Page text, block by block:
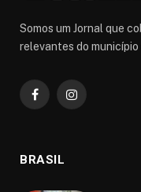
Somos um Jornal que
relevantes do
FacebookInstagram
BRASIL